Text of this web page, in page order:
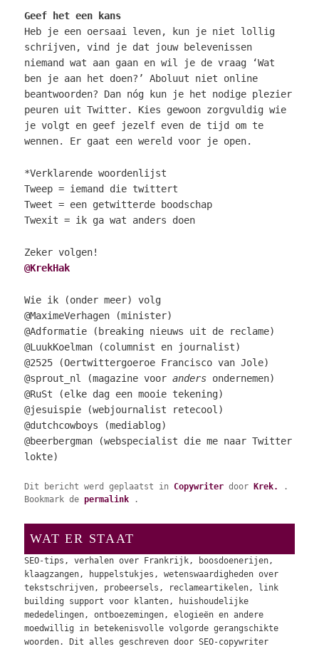
Geef het een kans
Heb je een oersaai leven, kun je niet lollig
schrijven, vind je dat jouw belevenissen
niemand wat aan gaan en wil je de vraag ‘Wat
ben je aan het doen?’ Aboluut niet online
beantwoorden? Dan nóg kun je het nodige plezier
peuren uit Twitter. Kies gewoon zorgvuldig wie
je volgt en geef jezelf even de tijd om te
wennen. Er gaat een wereld voor je open.
*Verklarende woordenlijst
Tweep = iemand die twittert
Tweet = een getwitterde boodschap
Twexit = ik ga wat anders doen
Zeker volgen!
@KrekHak
Wie ik (onder meer) volg
@MaximeVerhagen (minister)
@Adformatie (breaking nieuws uit de reclame)
@LuukKoelman (columnist en journalist)
@2525 (Oertwittergoeroe Francisco van Jole)
@sprout_nl (magazine vooranders ondernemen)
@RuSt (elke dag een mooie tekening)
@jesuispie (webjournalist retecool)
@dutchcowboys (mediablog)
@beerbergman (webspecialist die me naar Twitter
lokte)
Dit bericht werd geplaatst inCopywriter door Krek.
.
Bookmark depermalink .
WAT ER STAAT
SEO-tips, verhalen over Frankrijk, boosdoenerijen,
klaagzangen, huppelstukjes, wetenswaardigheden over
tekstschrijven, probeersels, reclameartikelen, link
building support voor klanten, huishoudelijke
mededelingen, ontboezemingen, elogieën en andere
moedwillig in betekenisvolle volgorde gerangschikte
woorden. Dit alles geschreven door SEO-copywriter